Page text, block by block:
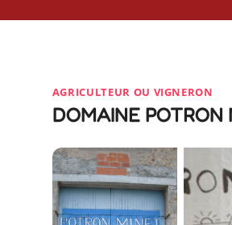
AGRICULTEUR OU VIGNERON
DOMAINE POTRON